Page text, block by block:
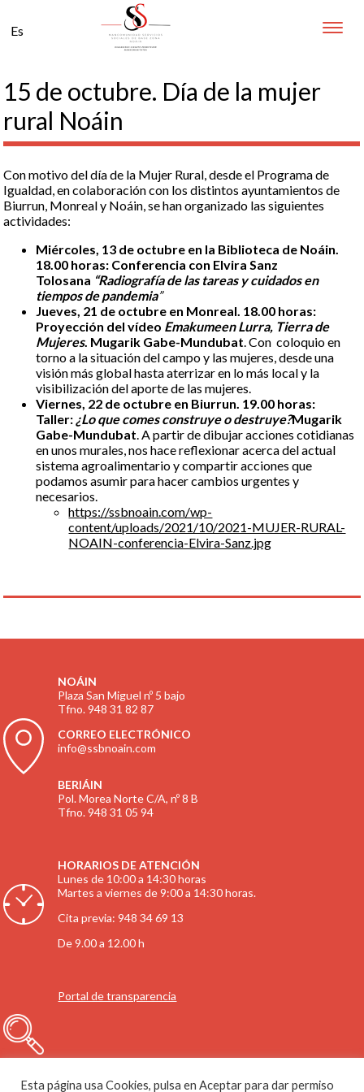
Es
Toggle
15 de octubre. Día de la mujer
rural Noáin
Con motivo del día de la Mujer Rural, desde el Programa de
Igualdad, en colaboración con los distintos ayuntamientos de
Biurrun, Monreal y Noáin, se han organizado las siguientes
actividades:
Miércoles, 13 de octubre en la Biblioteca de Noáin.
18.00 horas: Conferencia con Elvira Sanz
Tolosana “Radiografía de las tareas y cuidados en
tiempos de pandemia”
Jueves, 21 de octubre en Monreal. 18.00 horas:
Proyección del vídeo Emakumeen Lurra, Tierra de
Mujeres. Mugarik Gabe-Mundubat . Con coloquio en
torno a la situación del campo y las mujeres, desde una
visión más global hasta aterrizar en lo más local y la
visibilización del aporte de las mujeres.
Viernes, 22 de octubre en Biurrun. 19.00 horas:
Taller: ¿Lo que comes construye o destruye?Mugarik
Gabe-Mundubat . A partir de dibujar acciones cotidianas
en unos murales, nos hace reflexionar acerca del actual
sistema agroalimentario y compartir acciones que
podamos asumir para hacer cambios urgentes y
necesarios.
https://ssbnoain.com/wp-
content/uploads/2021/10/2021-MUJER-RURAL-
NOAIN-conferencia-Elvira-Sanz.jpg
NOÁIN
Plaza San Miguel nº 5 bajo
Tfno. 948 31 82 87
CORREO ELECTRÓNICO
info@ssbnoain.com
BERIÁIN
Pol. Morea Norte C/A, nº 8 B
Tfno. 948 31 05 94
HORARIOS DE ATENCIÓN
Lunes de 10:00 a 14:30 horas
Martes a viernes de 9:00 a 14:30 horas.
Cita previa: 948 34 69 13
De 9.00 a 12.00 h
Portal de transparencia
Esta página usa Cookies, pulsa en Aceptar para dar permiso